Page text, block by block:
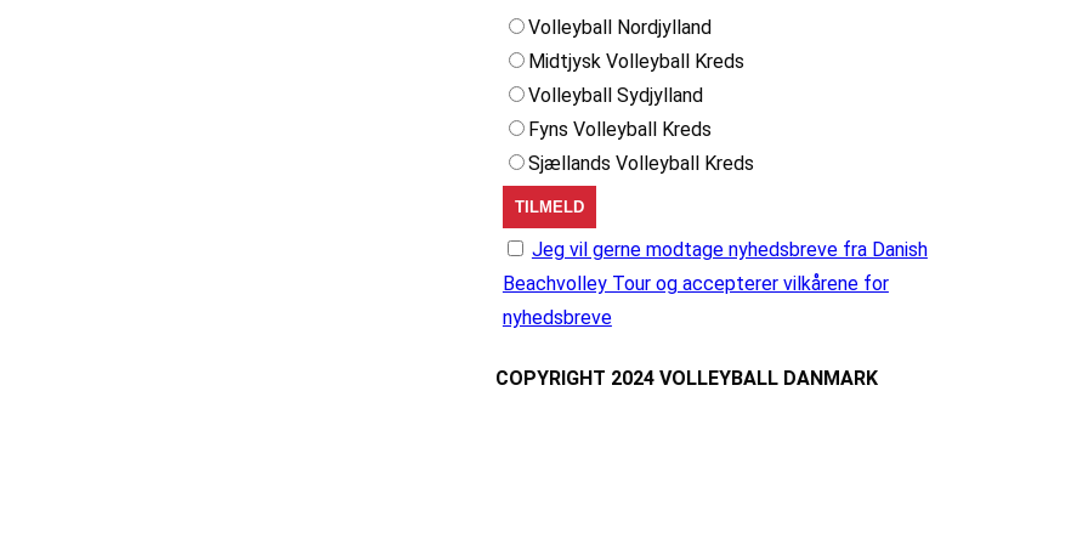
Volleyball Nordjylland
Midtjysk Volleyball Kreds
Volleyball Sydjylland
Fyns Volleyball Kreds
Sjællands Volleyball Kreds
Jeg vil gerne modtage nyhedsbreve fra Danish
Beachvolley Tour og accepterer vilkårene for
nyhedsbreve
COPYRIGHT 2024 VOLLEYBALL DANMARK